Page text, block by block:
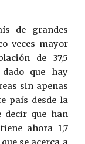
de grandes
veces mayor
de 37,5
que hay
sin apenas
país desde la
decir que han
ahora 1,7